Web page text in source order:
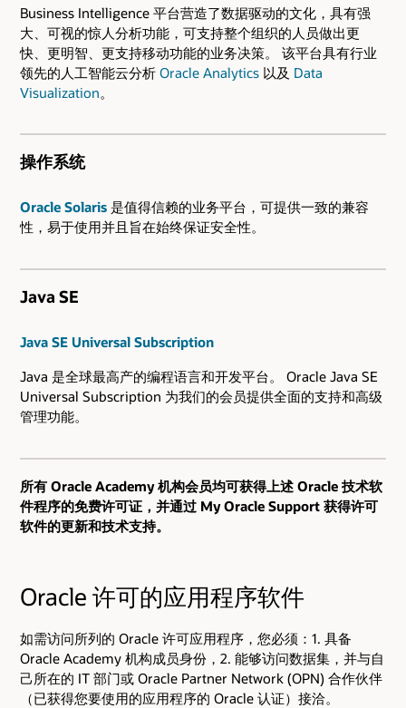
Business Intelligence 平台营造了数据驱动的文化，具有强
大、可视的惊人分析功能，可支持整个组织的人员做出更
快、更明智、更支持移动功能的业务决策。 该平台具有行业
领先的人工智能云分析 Oracle Analytics 以及 Data
Visualization。
操作系统
Oracle Solaris 是值得信赖的业务平台，可提供一致的兼容
性，易于使用并且旨在始终保证安全性。
Java SE
Java SE Universal Subscription
Java 是全球最高产的编程语言和开发平台。 Oracle Java SE
Universal Subscription 为我们的会员提供全面的支持和高级
管理功能。
所有 Oracle Academy 机构会员均可获得上述 Oracle 技术软
件程序的免费许可证，并通过 My Oracle Support 获得许可
软件的更新和技术支持。
Oracle 许可的应用程序软件
如需访问所列的 Oracle 许可应用程序，您必须：1. 具备
Oracle Academy 机构成员身份，2. 能够访问数据集，并与自
己所在的 IT 部门或 Oracle Partner Network (OPN) 合作伙伴
（已获得您要使用的应用程序的 Oracle 认证）接洽。